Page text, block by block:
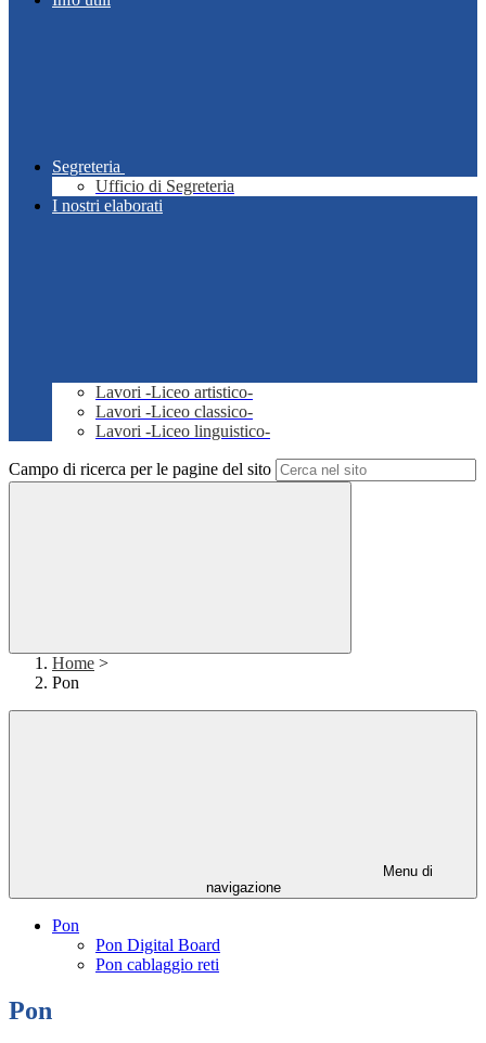
Segreteria
Ufficio di Segreteria
I nostri elaborati
Lavori -Liceo artistico-
Lavori -Liceo classico-
Lavori -Liceo linguistico-
Campo di ricerca per le pagine del sito
Home >
Pon
Menu di
navigazione
Pon
Pon Digital Board
Pon cablaggio reti
Pon